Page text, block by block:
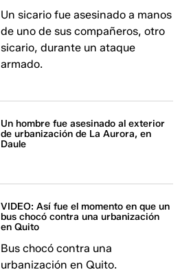
Un sicario fue asesinado a manos
de uno de sus compañeros, otro
sicario, durante un ataque
armado.
Un hombre fue asesinado al exterior
de urbanización de La Aurora, en
Daule
VIDEO: Así fue el momento en que un
bus chocó contra una urbanización
en Quito
Bus chocó contra una
urbanización en Quito.